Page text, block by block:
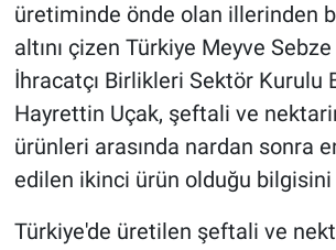
üretiminde önde olan illerinden
altını çizen Türkiye Meyve
İhracatçı Birlikleri Sektör Kurulu
Hayrettin Uçak, şeftali ve
ürünleri arasında nardan sonra
edilen ikinci ürün olduğu bilgisini
Türkiye'de üretilen şeftali ve